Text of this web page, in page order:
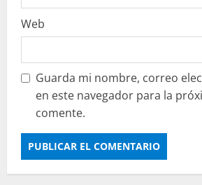
Web
Guarda mi nombre, correo
en este navegador para la
comente.